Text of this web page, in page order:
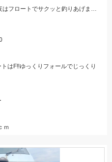
遠州サーフにアジが戻ってきました‼夜はフロートでサクッと釣りあげましょう‼
はF‼ゆっくりフォールでじっくり
ｍ